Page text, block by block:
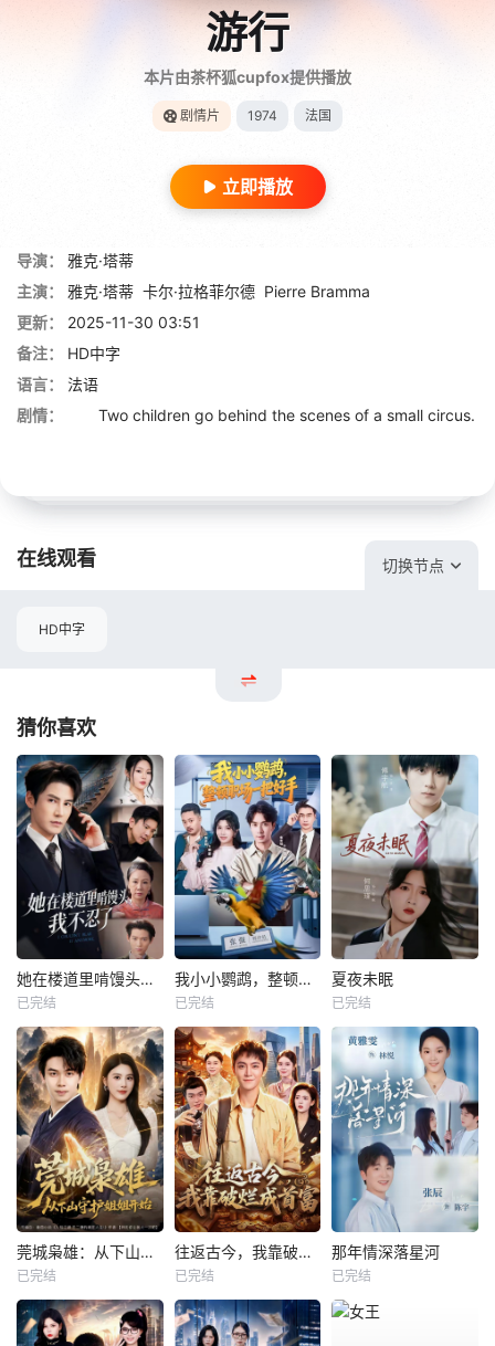
游行
本片由茶杯狐cupfox提供播放
剧情片 1974 法国
立即播放
导演：
雅克·塔蒂
主演：
雅克·塔蒂 卡尔·拉格菲尔德 Pierre Bramma
更新：
2025-11-30 03:51
备注：
HD中字
语言：
法语
剧情：
Two children go behind the scenes of a small circus.
在线观看 切换节点
HD中字
猜你喜欢
她在楼道里啃馒头，我不忍了
已完结
我小小鹦鹉，整顿职场一把好手
已完结
夏夜未眠
已完结
莞城枭雄：从下山守护姐姐开始
已完结
往返古今，我靠破烂成首富
已完结
那年情深落星河
已完结